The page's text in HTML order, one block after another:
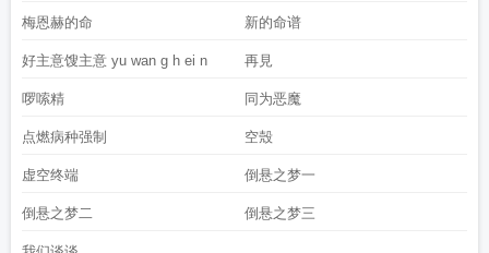
梅恩赫的命 新的命谱
好主意馊主意 yu wan g h ei n 再見
啰嗦精 同为恶魔
点燃病种强制 空殼
虚空终端 倒悬之梦一
倒悬之梦二 倒悬之梦三